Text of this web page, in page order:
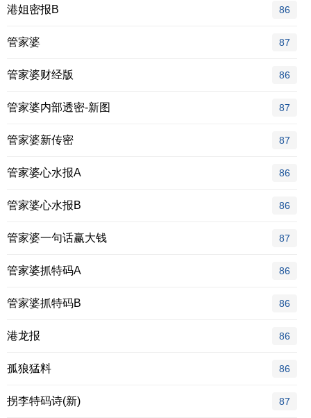
港姐密报B 86
管家婆 87
管家婆财经版 86
管家婆内部透密-新图 87
管家婆新传密 87
管家婆心水报A 86
管家婆心水报B 86
管家婆一句话赢大钱 87
管家婆抓特码A 86
管家婆抓特码B 86
港龙报 86
孤狼猛料 86
拐李特码诗(新) 87